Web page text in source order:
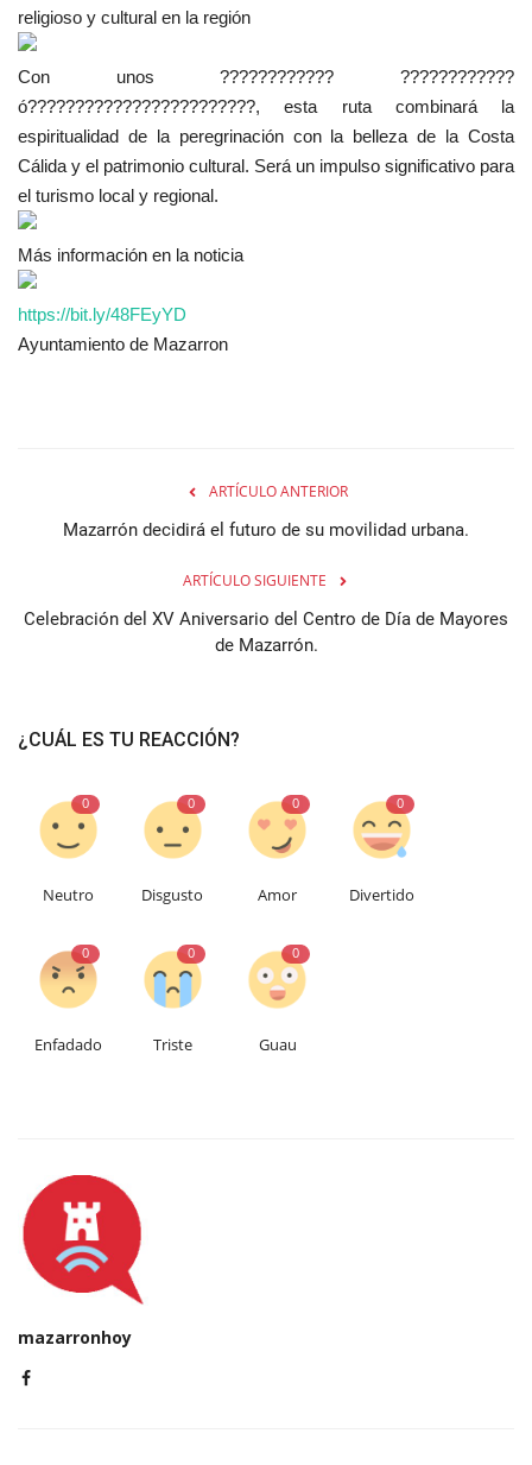
religioso y cultural en la región
Con unos???????????? ????????????
ó????????????????????????, esta ruta combinará la
espiritualidad de la peregrinación con la belleza de la Costa
Cálida y el patrimonio cultural. Será un impulso significativo para
el turismo local y regional.
Más información en la noticia
https://bit.ly/48FEyYD
Ayuntamiento de Mazarron
ARTÍCULO ANTERIOR
Mazarrón decidirá el futuro de su movilidad urbana.
ARTÍCULO SIGUIENTE
Celebración del XV Aniversario del Centro de Día de Mayores
de Mazarrón.
¿CUÁL ES TU REACCIÓN?
0
Neutro
0
Disgusto
0
Amor
0
Divertido
0
Enfadado
0
Triste
0
Guau
mazarronhoy